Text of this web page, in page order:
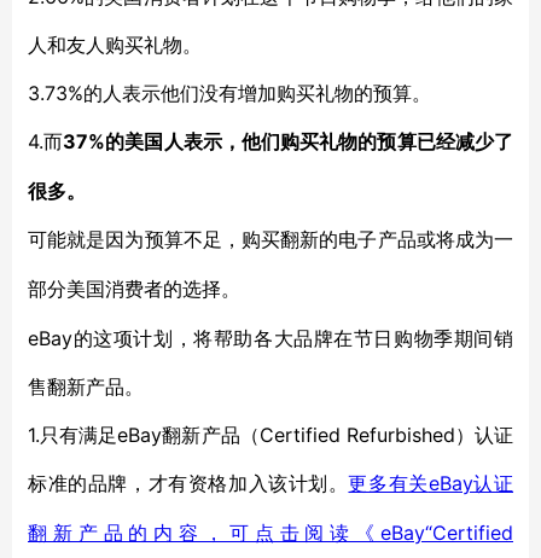
人和友人购买礼物。
3.73%的人表示他们没有增加购买礼物的预算。
4.而37%的美国人表示，他们购买礼物的预算已经减少了
很多。
可能就是因为预算不足，购买翻新的电子产品或将成为一
部分美国消费者的选择。
eBay的这项计划，将帮助各大品牌在节日购物季期间销
售翻新产品。
1.只有满足eBay翻新产品（Certified Refurbished）认证
标准的品牌，才有资格加入该计划。更多有关eBay认证
翻新产品的内容，可点击阅读《eBay“Certified